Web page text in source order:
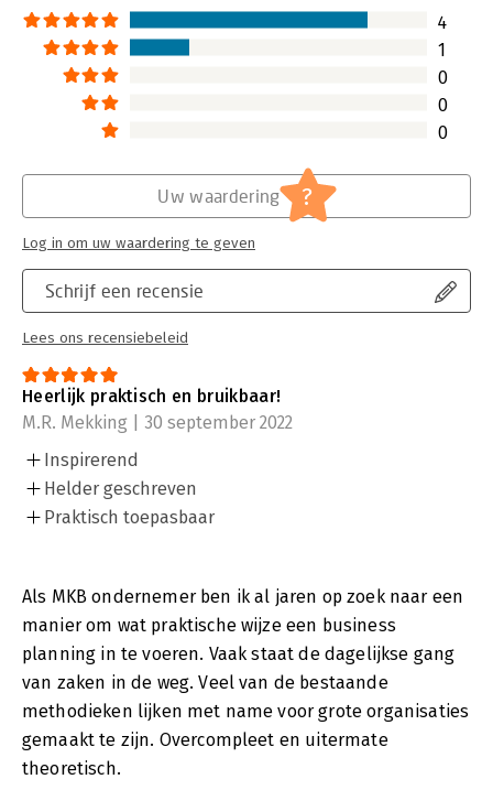
4
1
0
0
0
Schrijf een recensie
Lees ons recensiebeleid
Uw waardering ?
Log in om uw waardering te geven
Heerlijk praktisch en bruikbaar!
M.R. Mekking | 30 september 2022
Inspirerend
Helder geschreven
Praktisch toepasbaar
Als MKB ondernemer ben ik al jaren op zoek naar een
manier om wat praktische wijze een business
planning in te voeren. Vaak staat de dagelijkse gang
van zaken in de weg. Veel van de bestaande
methodieken lijken met name voor grote organisaties
gemaakt te zijn. Overcompleet en uitermate
theoretisch.